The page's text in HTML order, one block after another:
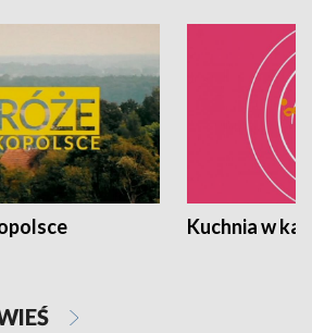
Kuchnia w